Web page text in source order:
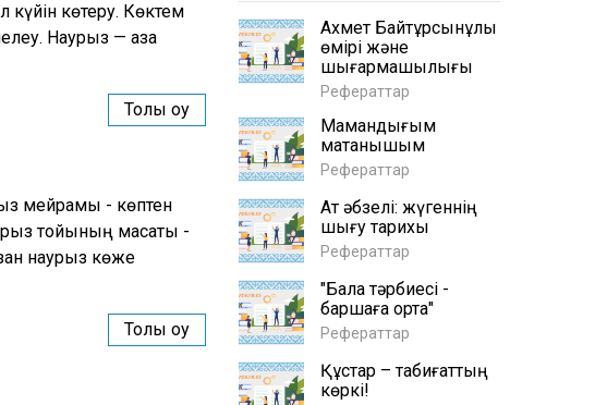
күйін көтеру. Көктем
Наурыз — қазақ
Толық оқу
мейрамы - көптен
тойының мақсаты -
наурыз көже
Толық оқу
Ахмет Байтұрсынұлы
өмірі және
шығармашылығы
Рефераттар
Мамандығым
мақтанышым
Рефераттар
Ат әбзелі: жүгеннің
шығу тарихы
Рефераттар
"Бала тәрбиесі -
баршаға ортақ"
Рефераттар
Құстар – табиғаттың
көркі!